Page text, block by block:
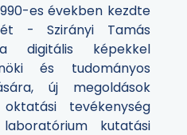
es években kezdte
- Szirányi Tamás
digitális képekkel
és tudományos
új megoldások
tevékenység
kutatási